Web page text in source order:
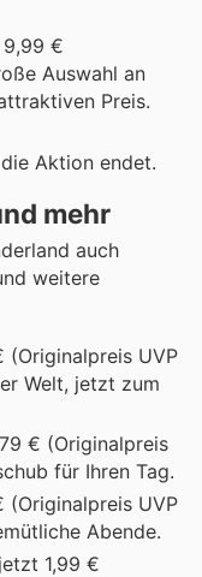
€
Auswahl an
Preis.
Aktion endet.
mehr
auch
weitere
(Originalpreis UVP
Welt, jetzt zum
€ (Originalpreis
für Ihren Tag.
(Originalpreis UVP
Abende.
1,99 €